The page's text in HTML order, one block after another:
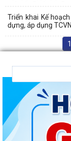
Triển khai Kế
dựng, áp dụng
1